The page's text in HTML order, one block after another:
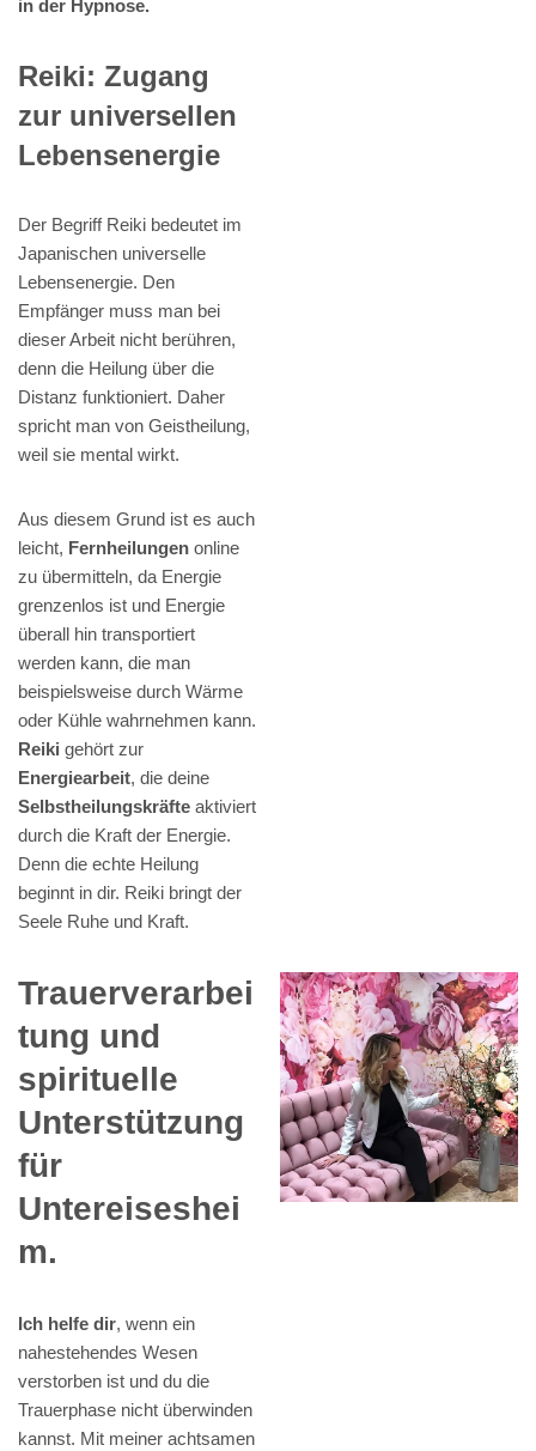
in der Hypnose.
Reiki: Zugang
zur universellen
Lebensenergie
Der Begriff Reiki bedeutet im
Japanischen universelle
Lebensenergie. Den
Empfänger muss man bei
dieser Arbeit nicht berühren,
denn die Heilung über die
Distanz funktioniert. Daher
spricht man von Geistheilung,
weil sie mental wirkt.
Aus diesem Grund ist es auch
leicht, Fernheilungen online
zu übermitteln, da Energie
grenzenlos ist und Energie
überall hin transportiert
werden kann, die man
beispielsweise durch Wärme
oder Kühle wahrnehmen kann.
Reiki gehört zur
Energiearbeit, die deine
Selbstheilungskräfte aktiviert
durch die Kraft der Energie.
Denn die echte Heilung
beginnt in dir. Reiki bringt der
Seele Ruhe und Kraft.
Trauerverarbei
tung und
spirituelle
Unterstützung
für
Untereiseshei
m.
Ich helfe dir, wenn ein
nahestehendes Wesen
verstorben ist und du die
Trauerphase nicht überwinden
kannst. Mit meiner achtsamen